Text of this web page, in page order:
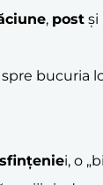
, post și
bucuria
sfințeniei, o